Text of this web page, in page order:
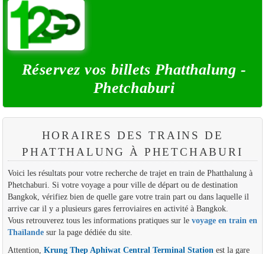
Réservez vos billets Phatthalung -
Phetchaburi
HORAIRES DES TRAINS DE
PHATTHALUNG À PHETCHABURI
Voici les résultats pour votre recherche de trajet en train de Phatthalung à
Phetchaburi. Si votre voyage a pour ville de départ ou de destination
Bangkok, vérifiez bien de quelle gare votre train part ou dans laquelle il
arrive car il y a plusieurs gares ferroviaires en activité à Bangkok.
Vous retrouverez tous les informations pratiques sur le voyage en train en
Thaïlandesur la page dédiée du site.
Attention, Krung Thep Aphiwat Central Terminal Stationest la gare